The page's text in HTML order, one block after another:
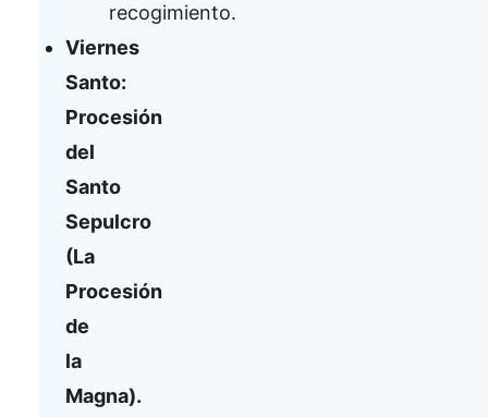
recogimiento.
Viernes
Santo:
Procesión
del
Santo
Sepulcro
(La
Procesión
de
la
Magna).